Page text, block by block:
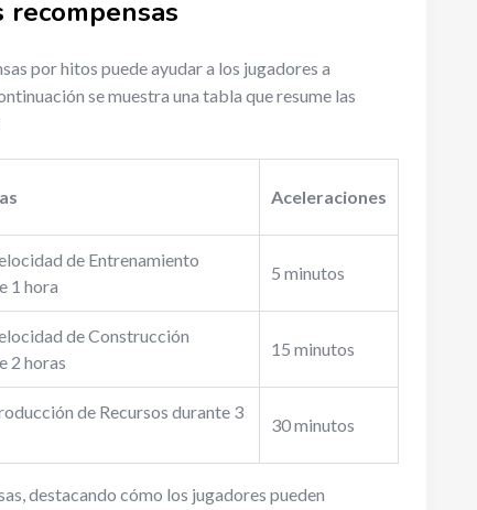
por hitos puede ayudar a los jugadores a
se muestra una tabla que resume las
Aceleraciones
de Entrenamiento
1 hora
5 minutos
de Construcción
2 horas
15 minutos
de Recursos durante 3
30 minutos
destacando cómo los jugadores pueden